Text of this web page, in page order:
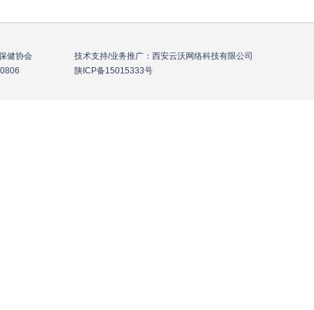
保健协会 技术支持/业务推广：西安云沃网络科技有限公司
836-0806 陕ICP备15015333号